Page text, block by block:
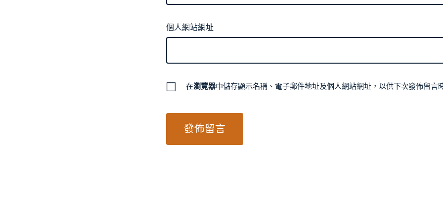
個人網站網址
在瀏覽器中儲存顯示名稱、電子郵件地址及個人網站網址，以供下次發佈留言